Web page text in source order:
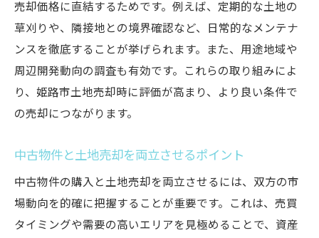
ゼロ円物件や中古物件活用の具体策を紹介
土地売却後の佐用町暮らしの始め方とは
農地付き物件選びと土地売却のポイント
資産価値維持に役立つ現地調査と比較ポイント
姫路市土地売却の現地調査で押さえるべき
点
周辺物件との比較で見極める土地の魅力
売却価格に直結するためです。例えば、定期的な土地の
草刈りや、隣接地との境界確認など、日常的なメンテナ
ンスを徹底することが挙げられます。また、用途地域や
周辺開発動向の調査も有効です。これらの取り組みによ
り、姫路市土地売却時に評価が高まり、より良い条件で
の売却につながります。
中古物件と土地売却を両立させるポイント
中古物件の購入と土地売却を両立させるには、双方の市
場動向を的確に把握することが重要です。これは、売買
タイミングや需要の高いエリアを見極めることで、資産